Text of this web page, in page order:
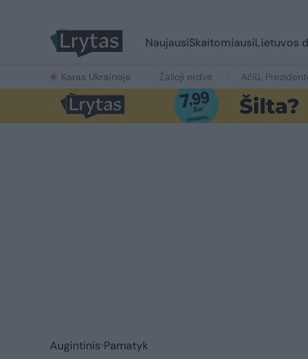
NaujausiSkaitomiausiLietuvos
Karas Ukrainoje Žalioji erdvė Ačiū,
Augintinis Pamatyk